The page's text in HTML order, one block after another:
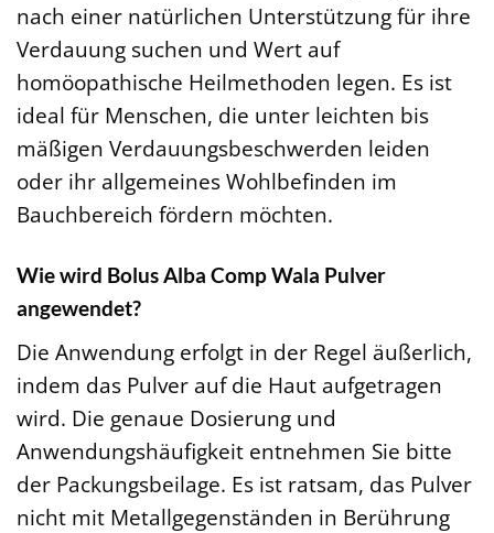
nach einer natürlichen Unterstützung für ihre
Verdauung suchen und Wert auf
homöopathische Heilmethoden legen. Es ist
ideal für Menschen, die unter leichten bis
mäßigen Verdauungsbeschwerden leiden
oder ihr allgemeines Wohlbefinden im
Bauchbereich fördern möchten.
Wie wird Bolus Alba Comp Wala Pulver
angewendet?
Die Anwendung erfolgt in der Regel äußerlich,
indem das Pulver auf die Haut aufgetragen
wird. Die genaue Dosierung und
Anwendungshäufigkeit entnehmen Sie bitte
der Packungsbeilage. Es ist ratsam, das Pulver
nicht mit Metallgegenständen in Berührung